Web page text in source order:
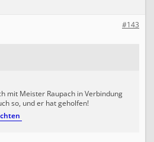
#143
mit Meister Raupach in Verbindung
so, und er hat geholfen!